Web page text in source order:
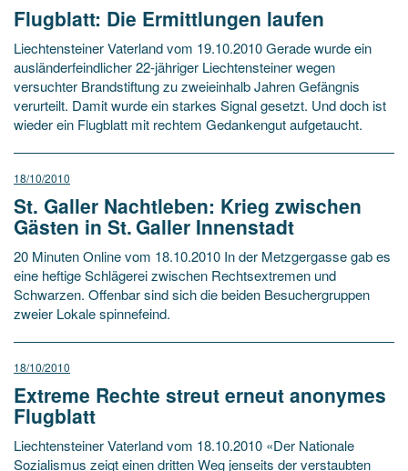
Flugblatt: Die Ermittlungen laufen
Liechtensteiner Vaterland vom 19.10.2010 Gerade wurde ein
ausländerfeindlicher 22-jähriger Liechtensteiner wegen
versuchter Brandstiftung zu zweieinhalb Jahren Gefängnis
verurteilt. Damit wurde ein starkes Signal gesetzt. Und doch ist
wieder ein Flugblatt mit rechtem Gedankengut aufgetaucht.
18/10/2010
St. Galler Nachtleben: Krieg zwischen
Gästen in St. Galler Innenstadt
20 Minuten Online vom 18.10.2010 In der Metzgergasse gab es
eine heftige Schlägerei zwischen Rechtsextremen und
Schwarzen. Offenbar sind sich die beiden Besuchergruppen
zweier Lokale spinnefeind.
18/10/2010
Extreme Rechte streut erneut anonymes
Flugblatt
Liechtensteiner Vaterland vom 18.10.2010 «Der Nationale
Sozialismus zeigt einen dritten Weg jenseits der verstaubten